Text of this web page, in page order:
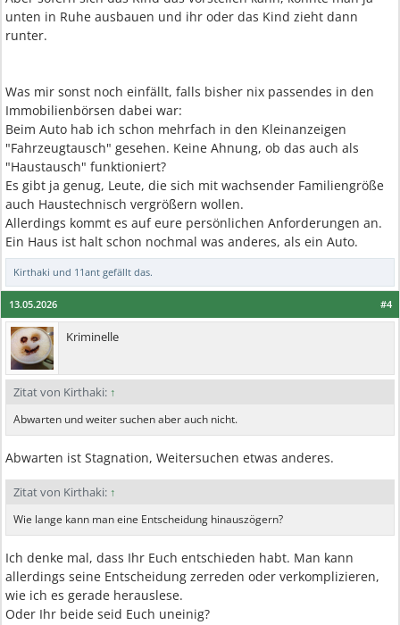
unten in Ruhe ausbauen und ihr oder das Kind zieht dann
runter.
Was mir sonst noch einfällt, falls bisher nix passendes in den
Immobilienbörsen dabei war:
Beim Auto hab ich schon mehrfach in den Kleinanzeigen
"Fahrzeugtausch" gesehen. Keine Ahnung, ob das auch als
"Haustausch" funktioniert?
Es gibt ja genug, Leute, die sich mit wachsender Familiengröße
auch Haustechnisch vergrößern wollen.
Allerdings kommt es auf eure persönlichen Anforderungen an.
Ein Haus ist halt schon nochmal was anderes, als ein Auto.
Kirthaki und 11ant gefällt das.
#4
13.05.2026
Kriminelle
Zitat von Kirthaki: ↑
Abwarten und weiter suchen aber auch nicht.
Abwarten ist Stagnation, Weitersuchen etwas anderes.
Zitat von Kirthaki: ↑
Wie lange kann man eine Entscheidung hinauszögern?
Ich denke mal, dass Ihr Euch entschieden habt. Man kann
allerdings seine Entscheidung zerreden oder verkomplizieren,
wie ich es gerade herauslese.
Oder Ihr beide seid Euch uneinig?